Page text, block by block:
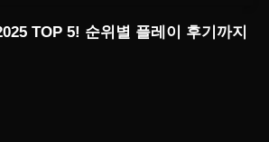
TOP 5! 순위별 플레이 후기까지